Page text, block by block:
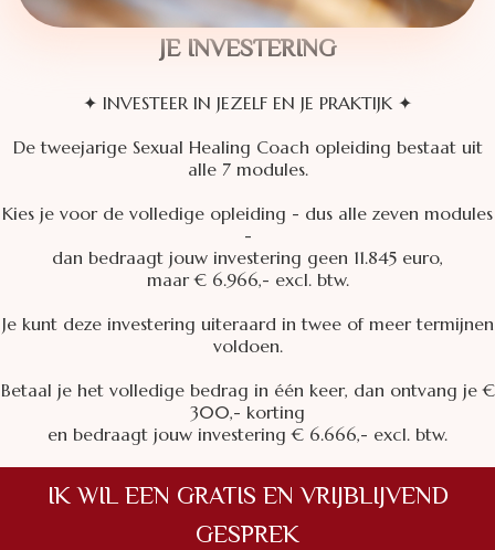
JE INVESTERING
✦ INVESTEER IN JEZELF EN JE PRAKTIJK ✦
De tweejarige Sexual Healing Coach opleiding bestaat uit
alle 7 modules.
Kies je voor de volledige opleiding - dus alle zeven modules
-
dan bedraagt jouw investering geen 11.845 euro,
maar € 6.966,- excl. btw.
Je kunt deze investering uiteraard in twee of meer termijnen
voldoen.
Betaal je het volledige bedrag in één keer, dan ontvang je €
300,- korting
en bedraagt jouw investering € 6.666,- excl. btw.
IK WIL EEN GRATIS EN VRIJBLIJVEND
GESPREK